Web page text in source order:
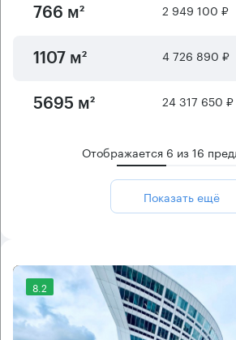
766 м² 2 949 100 ₽
1107 м² 4 726 890 ₽
5695 м² 24 317 650 ₽
Отображается 6 из16
Показать ещё
8.2